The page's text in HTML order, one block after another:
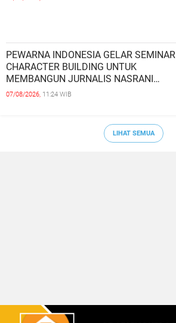
PEWARNA INDONESIA GELAR SEMINAR
CHARACTER BUILDING UNTUK
MEMBANGUN JURNALIS NASRANI
BERINTEGRITAS DAN BERDAMPAK*
07/08/2026, 11:24 WIB
LIHAT SEMUA